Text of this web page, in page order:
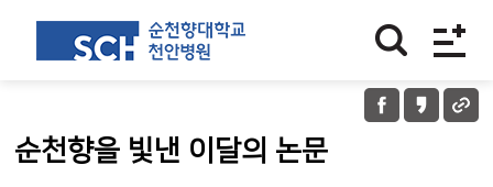
순천향을 빛낸 이달의 논문